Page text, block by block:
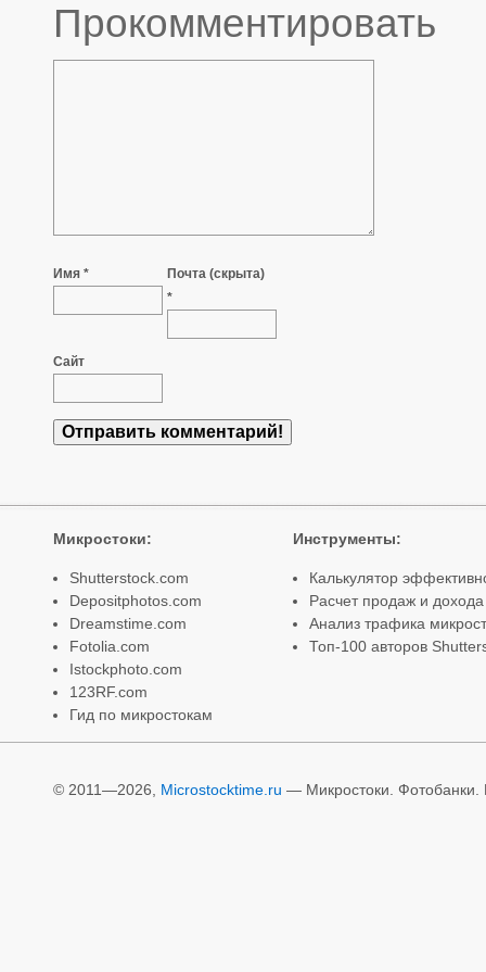
Прокомментировать
Имя *
Почта (скрыта)
*
Сайт
Микростоки:
Shutterstock.com
Depositphotos.com
Dreamstime.com
Fotolia.com
Istockphoto.com
123RF.com
Гид по микростокам
Инструменты:
Калькулятор
Расчет продаж и дохода
Анализ трафика
Топ-100 авторов
© 2011—2026, Microstocktime.ru — Микростоки. Фотобанки.